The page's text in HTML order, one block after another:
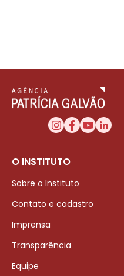
O INSTITUTO
Sobre o Instituto
Contato e cadastro
Imprensa
Transparência
Equipe